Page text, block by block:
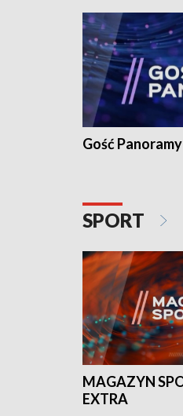
Gość Panoramy
SPORT
MAGAZYN
EXTRA